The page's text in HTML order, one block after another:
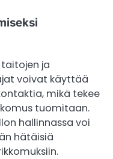
ja
voivat käyttää
mikä tekee
tuomitaan.
hallinnassa voi
hätäisiä